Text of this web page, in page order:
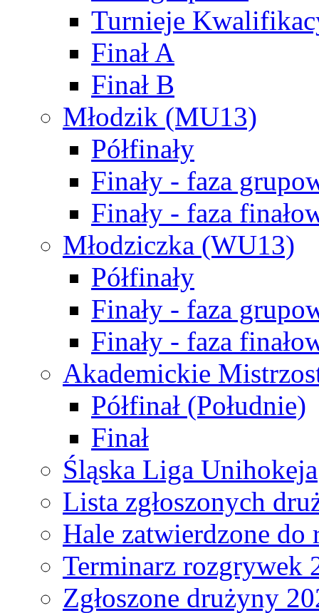
Turnieje
Finał A
Finał B
Młodzik (MU13)
Półfinały
Finały - faza
Finały - faza
Młodziczka (WU13)
Półfinały
Finały - faza
Finały - faza
Akademickie
Półfinał (Południe)
Finał
Śląska Liga Unihokeja
Lista zgłoszonych
Hale zatwierdzone do
Terminarz rozgrywek
Zgłoszone drużyny